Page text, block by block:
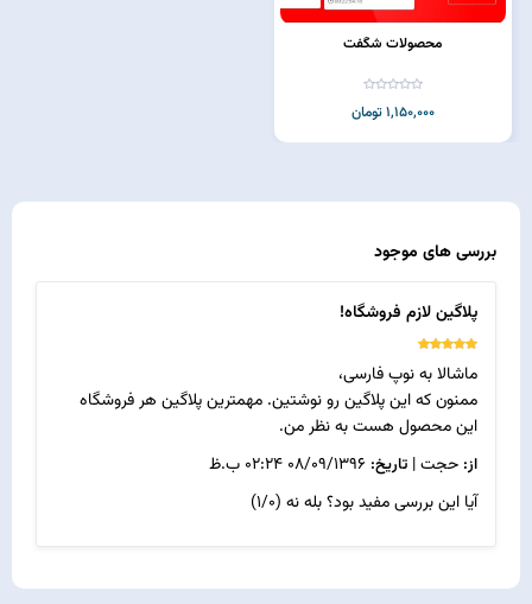
محصولات شگفت
1,150,000 تومان
بررسی های موجود
پلاگین لازم فروشگاه!
ماشالا به نوپ فارسی،
ممنون که این پلاگین رو نوشتین. مهمترین پلاگین هر فروشگاه
این محصول هست به نظر من.
از: حجت| تاریخ: 08/09/1396 02:24 ب.ظ
آیا این بررسی مفید بود؟بلهنه (
1/0
)